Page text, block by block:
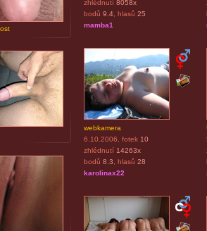
zhlédnutí 8058x
bodů 9.4, hlasů 25
mamba1
webkamera
6.10.2006 , fotek 10
zhlédnutí 14263x
bodů 8.3 , hlasů 28
karolinax22